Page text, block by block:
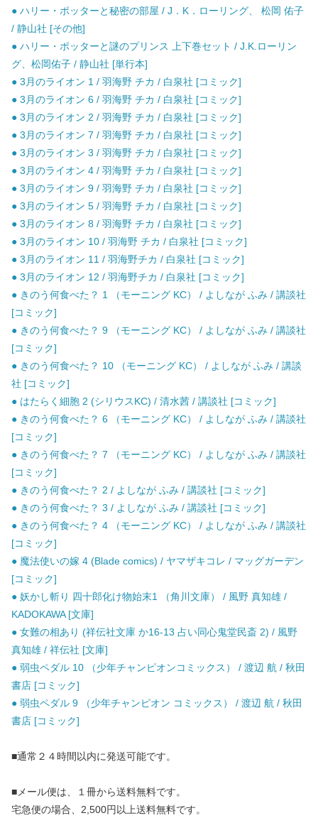
● ハリー・ポッターと秘密の部屋 / J．K．ローリング、 松岡 佑子
/ 静山社 [その他]
● ハリー・ポッターと謎のプリンス 上下巻セット / J.K.ローリン
グ、松岡佑子 / 静山社 [単行本]
● 3月のライオン 1 / 羽海野 チカ / 白泉社 [コミック]
● 3月のライオン 6 / 羽海野 チカ / 白泉社 [コミック]
● 3月のライオン 2 / 羽海野 チカ / 白泉社 [コミック]
● 3月のライオン 7 / 羽海野 チカ / 白泉社 [コミック]
● 3月のライオン 3 / 羽海野 チカ / 白泉社 [コミック]
● 3月のライオン 4 / 羽海野 チカ / 白泉社 [コミック]
● 3月のライオン 9 / 羽海野 チカ / 白泉社 [コミック]
● 3月のライオン 5 / 羽海野 チカ / 白泉社 [コミック]
● 3月のライオン 8 / 羽海野 チカ / 白泉社 [コミック]
● 3月のライオン 10 / 羽海野 チカ / 白泉社 [コミック]
● 3月のライオン 11 / 羽海野チカ / 白泉社 [コミック]
● 3月のライオン 12 / 羽海野チカ / 白泉社 [コミック]
● きのう何食べた？ 1 （モーニング KC） / よしなが ふみ / 講談社
[コミック]
● きのう何食べた？ 9 （モーニング KC） / よしなが ふみ / 講談社
[コミック]
● きのう何食べた？ 10 （モーニング KC） / よしなが ふみ / 講談
社 [コミック]
● はたらく細胞 2 (シリウスKC) / 清水茜 / 講談社 [コミック]
● きのう何食べた？ 6 （モーニング KC） / よしなが ふみ / 講談社
[コミック]
● きのう何食べた？ 7 （モーニング KC） / よしなが ふみ / 講談社
[コミック]
● きのう何食べた？ 2 / よしなが ふみ / 講談社 [コミック]
● きのう何食べた？ 3 / よしなが ふみ / 講談社 [コミック]
● きのう何食べた？ 4 （モーニング KC） / よしなが ふみ / 講談社
[コミック]
● 魔法使いの嫁 4 (Blade comics) / ヤマザキコレ / マッグガーデン
[コミック]
● 妖かし斬り 四十郎化け物始末1 （角川文庫） / 風野 真知雄 /
KADOKAWA [文庫]
● 女難の相あり (祥伝社文庫 か16-13 占い同心鬼堂民斎 2) / 風野
真知雄 / 祥伝社 [文庫]
● 弱虫ペダル 10 （少年チャンピオンコミックス） / 渡辺 航 / 秋田
書店 [コミック]
● 弱虫ペダル 9 （少年チャンピオン コミックス） / 渡辺 航 / 秋田
書店 [コミック]
■通常２４時間以内に発送可能です。
■メール便は、１冊から送料無料です。
宅急便の場合、2,500円以上送料無料です。